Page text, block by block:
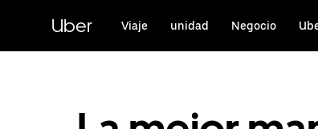
contenido
principal
Uber Viaje unidad Negocio